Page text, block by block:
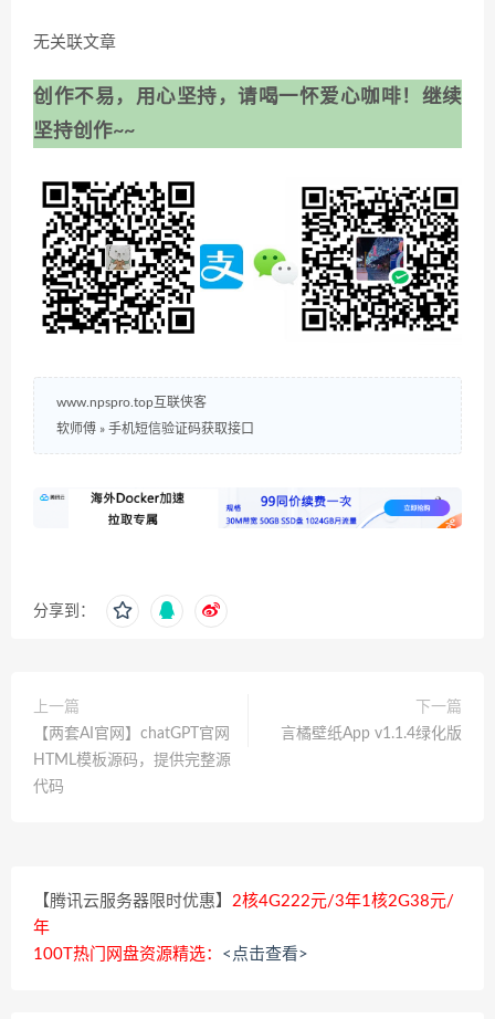
无关联文章
创作不易，用心坚持，请喝一怀爱心咖啡！继续
坚持创作~~
www.npspro.top互联侠客
软师傅 » 手机短信验证码获取接口
分享到：
上一篇
【两套AI官网】chatGPT官网
HTML模板源码，提供完整源
代码
下一篇
言橘壁纸App v1.1.4绿化版
【腾讯云服务器限时优惠】 2核4G222元/3年1核2G38元/
年
100T热门网盘资源精选： <点击查看>